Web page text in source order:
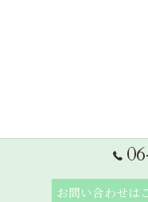
お問い合わせは